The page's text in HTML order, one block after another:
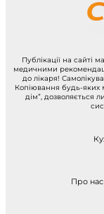
Публікації на сайті
медичними
до лікаря!
Копіювання будь-яких
дім”, дозволяється
Про нас